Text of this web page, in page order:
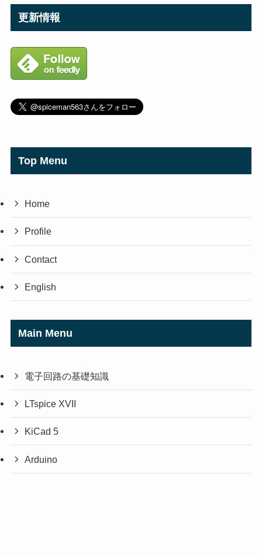
更新情報
Top Menu
Home
Profile
Contact
English
Main Menu
電子回路の基礎知識
LTspice XVII
KiCad 5
Arduino